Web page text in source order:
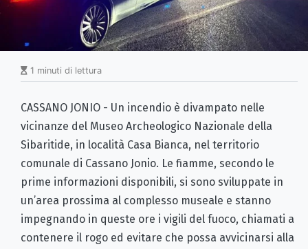
1 minuti di lettura
CASSANO JONIO - Un incendio è divampato nelle
vicinanze del Museo Archeologico Nazionale della
Sibaritide, in località Casa Bianca, nel territorio
comunale di Cassano Jonio. Le fiamme, secondo le
prime informazioni disponibili, si sono sviluppate in
un’area prossima al complesso museale e stanno
impegnando in queste ore i vigili del fuoco, chiamati a
contenere il rogo ed evitare che possa avvicinarsi alla